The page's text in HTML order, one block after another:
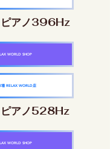
ピアノ396Hz
WORLD SHOP
場 RELAX WORLD店
ピアノ528Hz
WORLD SHOP